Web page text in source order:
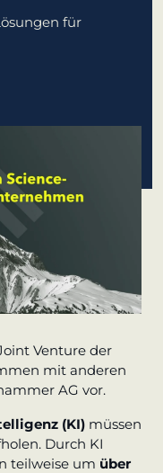
für
Venture der
mit anderen
AG vor.
(KI)müssen
Durch KI
teilweise um über